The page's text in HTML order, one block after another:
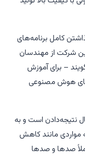
کامل برنامه‌های
شرکت از مهندسان
– برای آموزش
هوش مصنوعی
نتیجه‌دادن است و به
مواردی مانند کاهش
صدها و صدها